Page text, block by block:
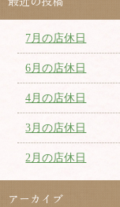
7月の店休日
6月の店休日
4月の店休日
3月の店休日
2月の店休日
アーカイブ